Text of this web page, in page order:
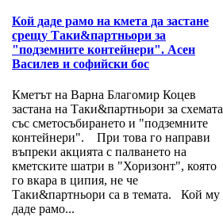
Кой даде рамо на кмета да застане
срещу Таки&партньори за
"подземните контейнери". Асен
Василев и софийски бос
Кметът на Варна Благомир Коцев
застана на Таки&партньори за схемата
със сметосъбирането и "подземните
контейнери". При това го направи
въпреки акцията с палването на
кметските шатри в "Хоризонт", която
го вкара в ципия, не че
Таки&партньори са в темата. Кой му
даде рамо...